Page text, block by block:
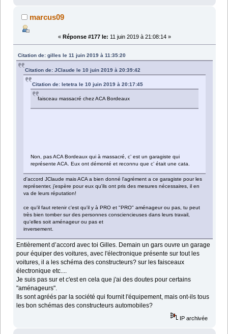
marcus09
« Réponse #177 le: 11 juin 2019 à 21:08:14 »
Citation de: gilles le 11 juin 2019 à 11:35:20
Citation de: JClaude le 10 juin 2019 à 20:39:42
Citation de: letetra le 10 juin 2019 à 20:17:45
faisceau massacré chez ACA Bordeaux
Non, pas ACA Bordeaux qui à massacré, c’ est un garagiste qui
représente ACA. Eux ont démonté et reconnu que c’ était une cata.
d'accord JClaude mais ACA a bien donné l'agrément a ce garagiste pour les
représenter, j’espère pour eux qu'ils ont pris des mesures nécessaires, il en
va de leurs réputation!
ce qu'il faut retenir c'est qu'il y à PRO et "PRO" aménageur ou pas, tu peut
très bien tomber sur des personnes consciencieuses dans leurs travail,
qu'elles soit aménageur ou pas et
inversement.
Entièrement d’accord avec toi Gilles. Demain un gars ouvre un garage
pour équiper des voitures, avec l'électronique présente sur tout les
voitures, il a les schéma des constructeurs? sur les faisceaux
électronique etc....
Je suis pas sur et c'est en cela que j'ai des doutes pour certains
"aménageurs".
Ils sont agréés par la société qui fournit l'équipement, mais ont-ils tous
les bon schémas des constructeurs automobiles?
IP archivée